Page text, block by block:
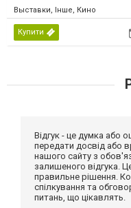
Выставки, Інше, Кино
Купити
Відгук - це думка або
передати досвід або
нашого сайту з
залишеного відгука.
правильне рішення.
спілкування та
питань, що цікавлять.